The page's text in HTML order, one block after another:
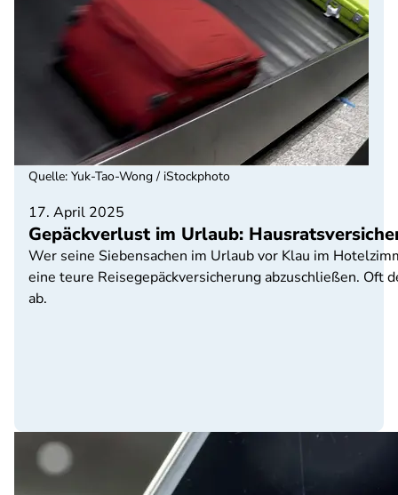
17. April 2025
Gepäckverlust im Urlaub:
Wer seine Siebensachen im Urlaub vor Klau im
eine teure Reisegepäckversicherung abzuschließen. Oft
ab.
Quelle: Yuk-Tao-Wong / iStockphoto